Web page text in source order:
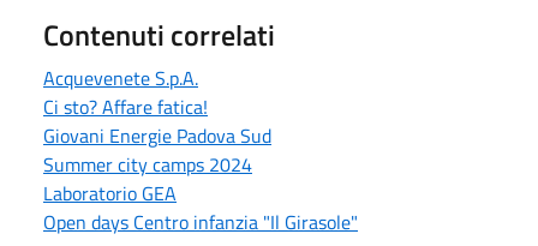
Contenuti correlati
Acquevenete S.p.A.
Ci sto? Affare fatica!
Giovani Energie Padova Sud
Summer city camps 2024
Laboratorio GEA
Open days Centro infanzia "Il Girasole"